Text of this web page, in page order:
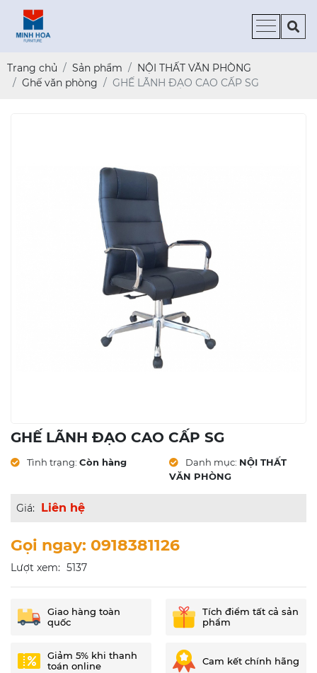
Trang chủ Sản phẩm
NỘI THẤT VĂN PHÒNG
Ghế văn phòng
GHẾ LÃNH ĐẠO CAO CẤP SG
GHẾ LÃNH ĐẠO CAO CẤP SG
Tình trạng: Còn hàng Danh mục: NỘI THẤT
VĂN PHÒNG
Giá: Liên hệ
Gọi ngay: 0918381126
Lượt xem: 5137
Giao hàng toàn
quốc
Tích điểm tất cả sản
phẩm
Giảm 5% khi thanh
toán online
Cam kết chính hãng